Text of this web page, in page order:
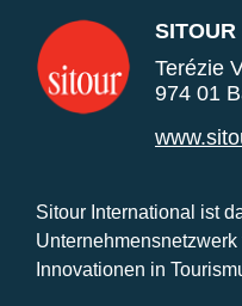
Terézie
974 01
Sitour International ist
Innovationen in